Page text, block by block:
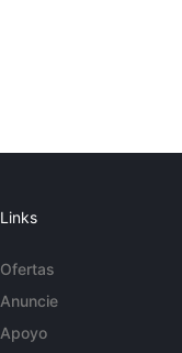
Links
Ofertas
Anuncie
Apoyo